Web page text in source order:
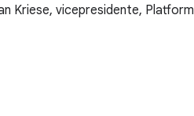
Kriese, vicepresidente, Platform